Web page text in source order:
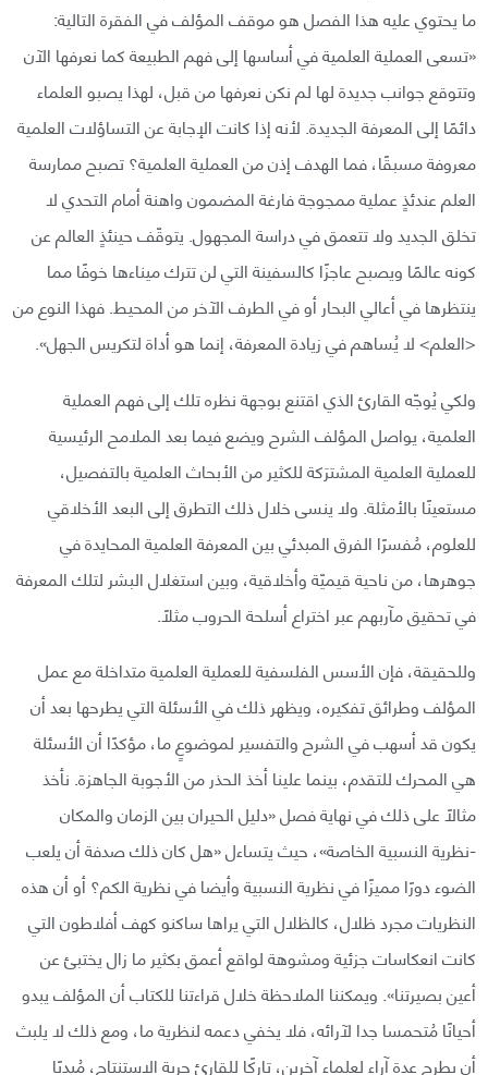
ما يحتوي عليه هذا الفصل هو موقف المؤلف في الفقرة التالية:
«تسعى العملية العلمية في أساسها إلى فهم الطبيعة كما نعرفها الآن
وتتوقع جوانب جديدة لها لم نكن نعرفها من قبل، لهذا يصبو العلماء
دائمًا إلى المعرفة الجديدة. لأنه إذا كانت الإجابة عن التساؤلات العلمية
معروفة مسبقًا، فما الهدف إذن من العملية العلمية؟ تصبح ممارسة
العلم عندئذٍ عملية ممجوجة فارغة المضمون واهنة أمام التحدي لا
تخلق الجديد ولا تتعمق في دراسة المجهول. يتوقّف حينئذٍ العالم عن
كونه عالمًا ويصبح عاجزًا كالسفينة التي لن تترك ميناءها خوفًا مما
ينتظرها في أعالي البحار أو في الطرف الآخر من المحيط. فهذا النوع من
<العلم> لا يُساهم في زيادة المعرفة، إنما هو أداة لتكريس الجهل».
ولكي يُوجّه القارئ الذي اقتنع بوجهة نظره تلك إلى فهم العملية
العلمية، يواصل المؤلف الشرح ويضع فيما بعد الملامح الرئيسية
للعملية العلمية المشترَكة للكثير من الأبحاث العلمية بالتفصيل،
مستعينًا بالأمثلة. ولا ينسى خلال ذلك التطرق إلى البعد الأخلاقي
للعلوم، مُفسرًا الفرق المبدئي بين المعرفة العلمية المحايدة في
جوهرها، من ناحية قيميّة وأخلاقية، وبين استغلال البشر لتلك المعرفة
في تحقيق مآربهم عبر اختراع أسلحة الحروب مثلًا.
وللحقيقة، فإن الأسس الفلسفية للعملية العلمية متداخلة مع عمل
المؤلف وطرائق تفكيره، ويظهر ذلك في الأسئلة التي يطرحها بعد أن
يكون قد أسهب في الشرح والتفسير لموضوعٍ ما، مؤكدًا أن الأسئلة
هي المحرك للتقدم، بينما علينا أخذ الحذر من الأجوبة الجاهزة. نأخذ
مثالًا على ذلك في نهاية فصل «دليل الحيران بين الزمان والمكان
-نظرية النسبية الخاصة»، حيث يتساءل «هل كان ذلك صدفة أن يلعب
الضوء دورًا مميزًا في نظرية النسبية وأيضا في نظرية الكم؟ أو أن هذه
النظريات مجرد ظلال، كالظلال التي يراها ساكنو كهف أفلاطون التي
كانت انعكاسات جزئية ومشوهة لواقع أعمق بكثير ما زال يختبئ عن
أعين بصيرتنا». ويمكننا الملاحظة خلال قراءتنا للكتاب أن المؤلف يبدو
أحيانًا مُتحمسا جدا لآرائه، فلا يخفي دعمه لنظرية ما، ومع ذلك لا يلبث
أن يطرح عدة آراء لعلماءٍ آخرين، تاركًا للقارئ حرية الاستنتاج، مُبديًا